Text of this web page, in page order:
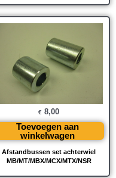
Afstandbussen set achterwiel
MB/MT/MBX/MCX/MTX/NSR
€ 8,00
Toevoegen aan
winkelwagen